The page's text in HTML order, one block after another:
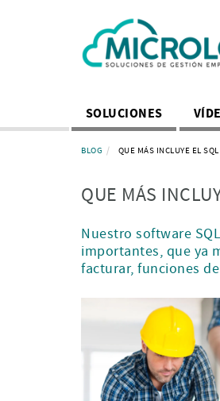
SOLUCIONES
BLOG QUE MÁS INCLUYE EL
QUE MÁS
Nuestro software
importantes, que ya
facturar, funciones